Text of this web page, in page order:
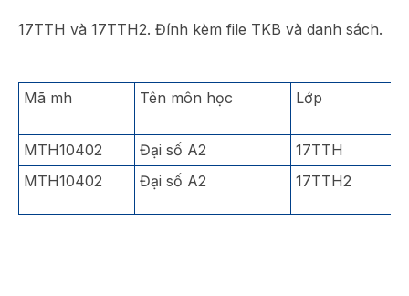
17TTH và 17TTH2. Đính kèm file TKB và danh sách.
Mã mh Tên môn học Lớp
MTH10402 Đại số A2
17TTH
MTH10402
Đại số A2 17TTH2